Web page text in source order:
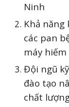
Ninh
Khả
các pan
máy hiếm
Đội ngũ
đào tạo
chất